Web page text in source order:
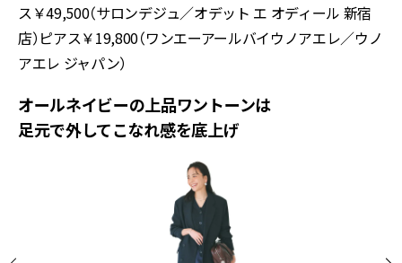
ス￥49,500（サロンデジュ／オデット エ オディール 新宿
店）ピアス￥19,800（ワンエーアールバイウノアエレ／ウノ
アエレ ジャパン）
オールネイビーの上品ワントーンは
足元で外してこなれ感を底上げ